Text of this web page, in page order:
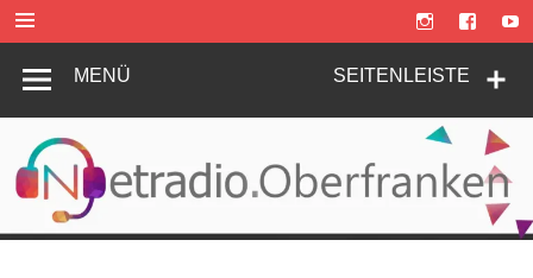
Inhalt
springen
SEITENLEISTE
MENÜ